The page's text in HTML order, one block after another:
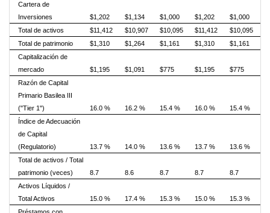
Cartera de
Inversiones
$1,202 $1,134 $1,000 $1,202
$1,000
Total de activos
$11,412 $10,907 $10,095 $11,412
$10,095
Total de patrimonio
$1,310 $1,264 $1,161 $1,310
$1,161
Capitalización de
mercado
$1,195 $1,091 $775 $1,195
$775
Razón de Capital
Primario Basilea III
("Tier 1")
16.0 % 16.2 % 15.4 % 16.0 %
15.4 %
Índice de Adecuación
de Capital
(Regulatorio)
13.7 % 14.0 % 13.6 % 13.7 %
13.6 %
Total de activos / Total
patrimonio (veces)
8.7 8.6 8.7 8.7
8.7
Activos Líquidos /
Total Activos
15.0 % 17.4 % 15.3 % 15.0 %
15.3 %